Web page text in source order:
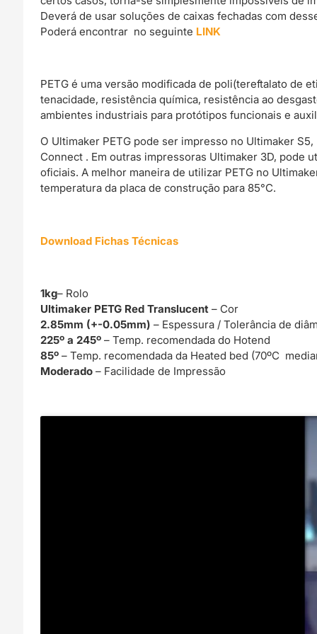
Deverá de usar soluções de caixas fechadas com
Poderá encontrar no seguinte LINK
PETG é uma versão modificada de poli(tereftalato de
tenacidade, resistência química, resistência ao
ambientes industriais para protótipos funcionais e
O Ultimaker PETG pode ser impresso no Ultimaker
Connect . Em outras impressoras Ultimaker 3D, pode
oficiais. A melhor maneira de utilizar PETG no
temperatura da placa de construção para 85°C.
Download Fichas Técnicas
1kg– Rolo
Ultimaker PETG Red Translucent– Cor
2.85mm (+-0.05mm) – Espessura / Tolerância de
225º a 245º – Temp. recomendada do Hotend
85º – Temp. recomendada da Heated bed (70ºC
Moderado– Facilidade de Impressão